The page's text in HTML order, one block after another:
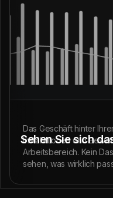
Sehen Sie sich
Das Geschäft hinter
Installationen und
Arbeitsbereich. Kein
sehen, was wirklich